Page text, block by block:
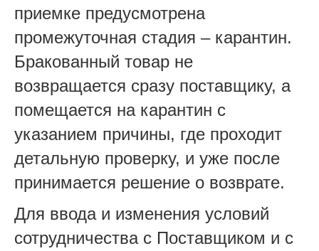
приемке предусмотрена
промежуточная стадия – карантин.
Бракованный товар не
возвращается сразу поставщику, а
помещается на карантин с
указанием причины, где проходит
детальную проверку, и уже после
принимается решение о возврате.
Для ввода и изменения условий
сотрудничества с Поставщиком и с